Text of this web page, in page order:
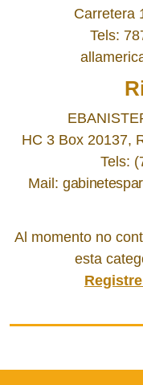
Carretera
Tels:
HC 3 Box 20137,
Tels:
Mail:
Al momento no
esta